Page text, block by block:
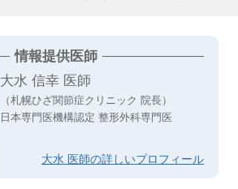
情報提供医師
大水 信幸 医師
（札幌ひざ関節症クリニック 院長）
日本専門医機構認定 整形外科専門医
大水 医師の詳しいプロフィール